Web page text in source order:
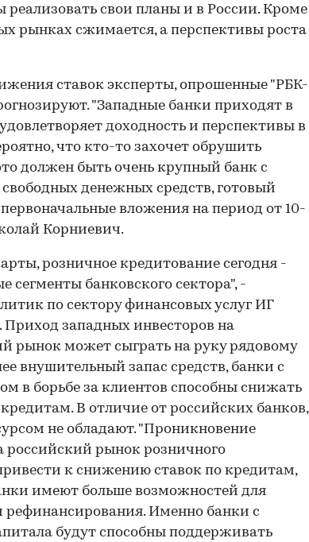
реализовать свои планы и в России. Кроме
рынках сжимается, а перспективы роста
ставок эксперты, опрошенные "РБК-
"Западные банки приходят в
доходность и перспективы в
что кто-то захочет обрушить
должен быть очень крупный банк с
денежных средств, готовый
вложения на период от 10-
Корниевич.
розничное кредитование сегодня -
сегменты банковского сектора", -
по сектору финансовых услуг ИГ
Приход западных инвесторов на
рынок может сыграть на руку рядовому
внушительный запас средств, банки с
в борьбе за клиентов способны снижать
В отличие от российских банков,
не обладают. "Проникновение
рынок розничного
к снижению ставок по кредитам,
имеют больше возможностей для
рефинансирования. Именно банки с
будут способны поддерживать